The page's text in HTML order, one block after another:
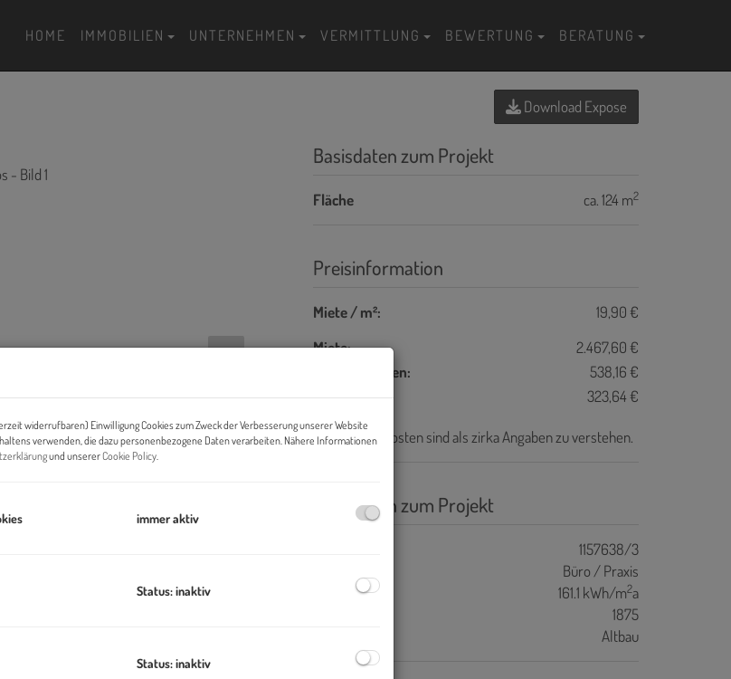
HOME IMMOBILIEN UNTERNEHMEN VERMITTLUNG BEWERTUNG BERATUNG
Download Expose
Basisdaten zum Projekt
Fläche ca. 124 m2
Preisinformation
Miete / m²:
19,90 €
Miete:
2.467,60 €
Betriebskosten:
538,16 €
Heizkosten:
323,64 €
Die Betriebskosten sind als zirka Angaben zu verstehen.
Basisdaten zum Projekt
1157638/3
Büro / Praxis
161.1 kWh/m2a
1875
Altbau
widerrufbaren) Einwilligung Cookies zum Zweck der Verbesserung unserer Website
verwenden, die dazu personenbezogene Daten verarbeiten. Nähere Informationen
und unsererCookie Policy
immer aktiv
Status: inaktiv
Status: inaktiv